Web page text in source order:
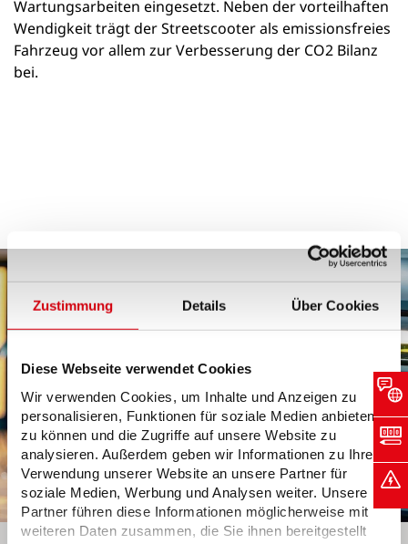
Zustimmung Details Über Cookies
Diese Webseite verwendet Cookies
Wir verwenden Cookies, um Inhalte und Anzeigen zu
personalisieren, Funktionen für soziale Medien anbieten
zu können und die Zugriffe auf unsere Website zu
analysieren. Außerdem geben wir Informationen zu Ihrer
Verwendung unserer Website an unsere Partner für
soziale Medien, Werbung und Analysen weiter. Unsere
Partner führen diese Informationen möglicherweise mit
weiteren Daten zusammen, die Sie ihnen bereitgestellt
Wartungsarbeiten eingesetzt. Neben der vorteilhaften
Wendigkeit trägt der Streetscooter als emissionsfreies
Fahrzeug vor allem zur Verbesserung der CO2 Bilanz
bei.